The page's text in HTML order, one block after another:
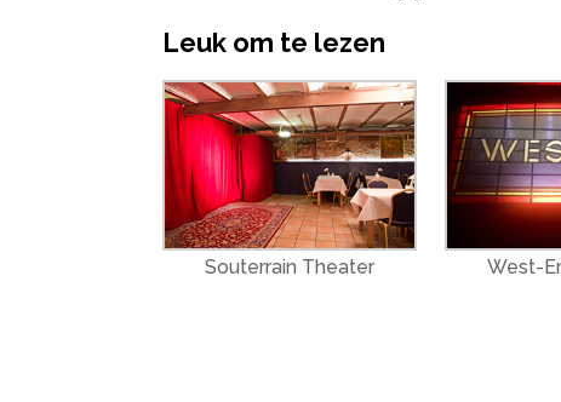
Leuk om te lezen
Souterrain Theater West-